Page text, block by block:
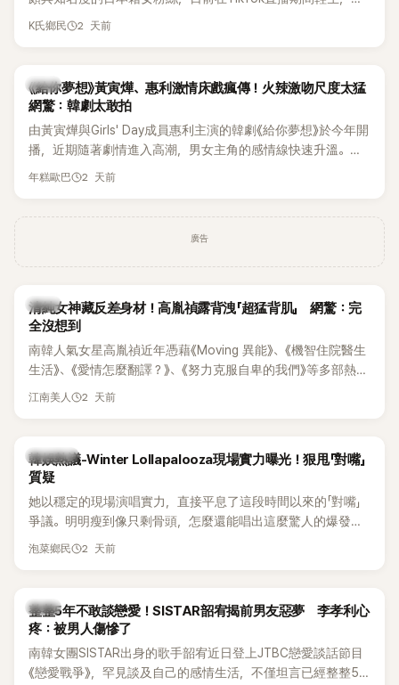
終不幸身亡，消息曝光後震驚韓網，也讓不少粉絲湧入社群平
K氏鄉民 2 天前
韓劇
《給你夢想》黃寅燁、惠利激情床戲瘋傳！火辣激吻尺度太猛
網驚：韓劇太敢拍
由黃寅燁與Girls' Day成員惠利主演的韓劇《給你夢想》於今年開
播，近期隨著劇情進入高潮，男女主角的感情線快速升溫。最
新播出的第8集不僅上演火辣吻戲，更接連出現床戲橋段，讓
年糕歐巴 2 天前
廣告
韓星
清純女神藏反差身材！高胤禎露背洩「超猛背肌」 網驚：完
全沒想到
南韓人氣女星高胤禎近年憑藉《Moving 異能》、《機智住院醫生
生活》、《愛情怎麼翻譯？》、《努力克服自卑的我們》等多部熱門
作品，躍升為韓劇新一代女神代表，不僅演技備受肯定，精緻
細身材下的超狂背肌與肩膀線條，反差感十足，讓不少網友看
傻直呼：「原來她身材這麼猛！」
江南美人 2 天前
熱議討論
韓娛熱議-Winter Lollapalooza現場實力曝光！狠甩「對嘴」
質疑
她以穩定的現場演唱實力，直接平息了這段時間以來的「對嘴」
爭議。明明瘦到像只剩骨頭，怎麼還能唱出這麼驚人的爆發力
和音量？
泡菜鄉民 2 天前
韓星
整整5年不敢談戀愛！SISTAR韶宥揭前男友惡夢 李孝利心
疼：被男人傷慘了
南韓女團SISTAR出身的歌手韶宥近日登上JTBC戀愛談話節目
《戀愛戰爭》，罕見談及自己的感情生活，不僅坦言已經整整5